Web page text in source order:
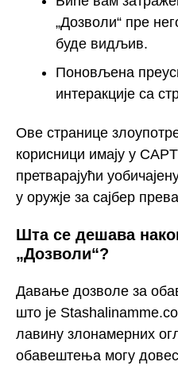
„Дозволи“ пре
буде видљив.
Поновљена
интеракције са
Ове странице
корисници имају у
претварајући
у оружје за сајбер
Шта се дешава
„Дозволи“?
Давање дозволе за
што је
лавину злонамерних
обавештења могу